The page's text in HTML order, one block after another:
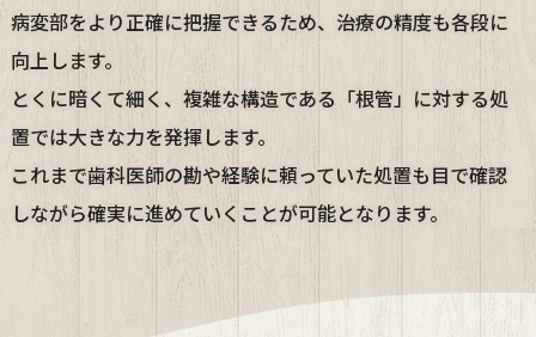
病変部をより正確に把握できるため、治療の精度も各段に
向上します。
とくに暗くて細く、複雑な構造である「根管」に対する処
置では大きな力を発揮します。
これまで歯科医師の勘や経験に頼っていた処置も目で確認
しながら確実に進めていくことが可能となります。